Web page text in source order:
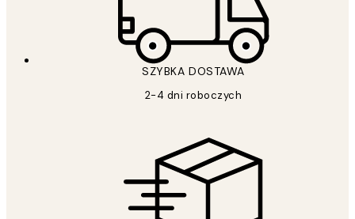
SZYBKA DOSTAWA
2-4 dni roboczych